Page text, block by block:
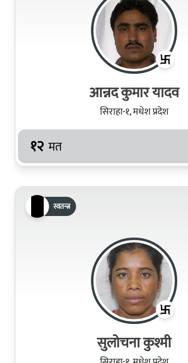
आन्नद कुमार यादव
सिराहा-१, मधेश प्रदेश
१२ मत
स्वतन्त्र
सुलोचना कुश्मी